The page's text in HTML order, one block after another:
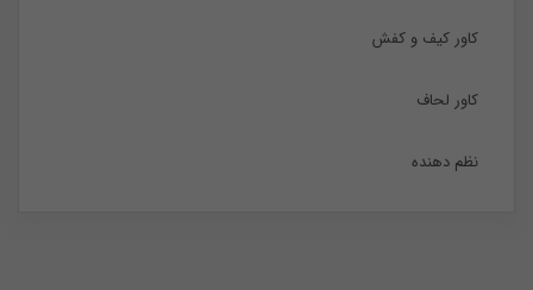
کاور کیف و کفش
کاور لحاف
نظم دهنده